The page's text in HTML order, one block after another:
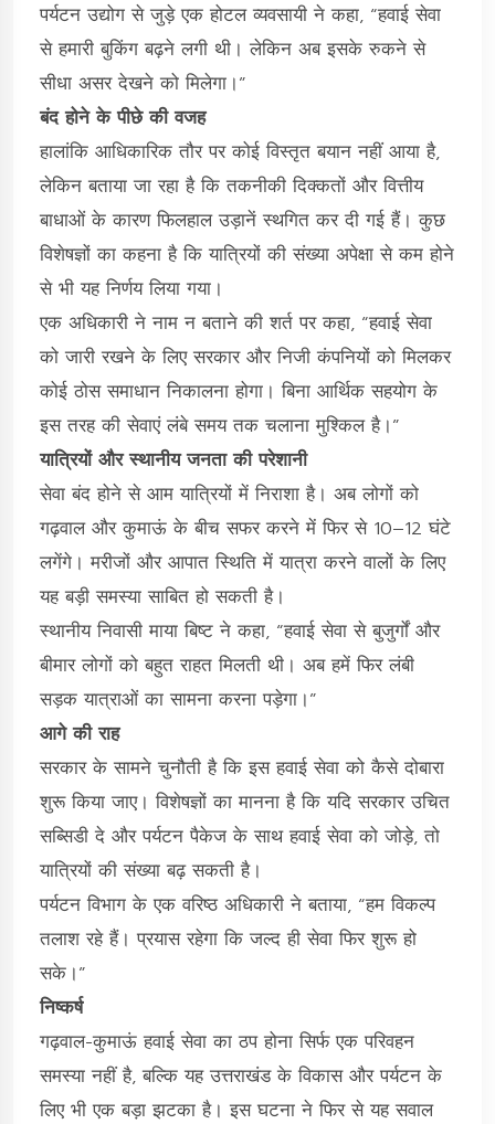
पर्यटन उद्योग से जुड़े एक होटल व्यवसायी ने कहा, “हवाई सेवा
से हमारी बुकिंग बढ़ने लगी थी। लेकिन अब इसके रुकने से
सीधा असर देखने को मिलेगा।”
बंद होने के पीछे की वजह
हालांकि आधिकारिक तौर पर कोई विस्तृत बयान नहीं आया है,
लेकिन बताया जा रहा है कि तकनीकी दिक्कतों और वित्तीय
बाधाओं के कारण फिलहाल उड़ानें स्थगित कर दी गई हैं। कुछ
विशेषज्ञों का कहना है कि यात्रियों की संख्या अपेक्षा से कम होने
से भी यह निर्णय लिया गया।
एक अधिकारी ने नाम न बताने की शर्त पर कहा, “हवाई सेवा
को जारी रखने के लिए सरकार और निजी कंपनियों को मिलकर
कोई ठोस समाधान निकालना होगा। बिना आर्थिक सहयोग के
इस तरह की सेवाएं लंबे समय तक चलाना मुश्किल है।”
यात्रियों और स्थानीय जनता की परेशानी
सेवा बंद होने से आम यात्रियों में निराशा है। अब लोगों को
गढ़वाल और कुमाऊं के बीच सफर करने में फिर से 10–12 घंटे
लगेंगे। मरीजों और आपात स्थिति में यात्रा करने वालों के लिए
यह बड़ी समस्या साबित हो सकती है।
स्थानीय निवासी माया बिष्ट ने कहा, “हवाई सेवा से बुजुर्गों और
बीमार लोगों को बहुत राहत मिलती थी। अब हमें फिर लंबी
सड़क यात्राओं का सामना करना पड़ेगा।”
आगे की राह
सरकार के सामने चुनौती है कि इस हवाई सेवा को कैसे दोबारा
शुरू किया जाए। विशेषज्ञों का मानना है कि यदि सरकार उचित
सब्सिडी दे और पर्यटन पैकेज के साथ हवाई सेवा को जोड़े, तो
यात्रियों की संख्या बढ़ सकती है।
पर्यटन विभाग के एक वरिष्ठ अधिकारी ने बताया, “हम विकल्प
तलाश रहे हैं। प्रयास रहेगा कि जल्द ही सेवा फिर शुरू हो
सके।”
निष्कर्ष
गढ़वाल-कुमाऊं हवाई सेवा का ठप होना सिर्फ एक परिवहन
समस्या नहीं है, बल्कि यह उत्तराखंड के विकास और पर्यटन के
लिए भी एक बड़ा झटका है। इस घटना ने फिर से यह सवाल